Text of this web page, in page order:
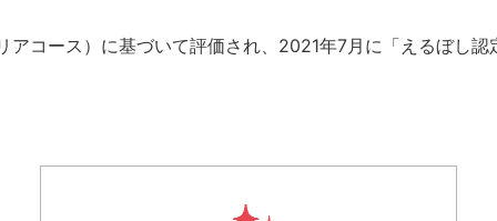
ス）に基づいて評価され、2021年7月に「える